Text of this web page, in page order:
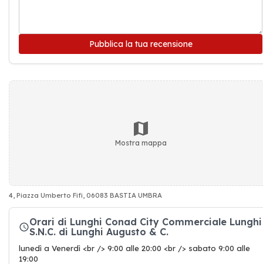
Pubblica la tua recensione
Mostra mappa
4, Piazza Umberto Fifi, 06083 BASTIA UMBRA
Orari di Lunghi Conad City Commerciale Lunghi
S.N.C. di Lunghi Augusto & C.
lunedì a Venerdì <br /> 9:00 alle 20:00 <br /> sabato 9:00 alle
19:00